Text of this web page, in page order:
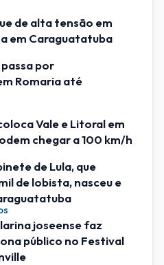
de alta tensão em
em Caraguatatuba
por
Romaria até
Vale e Litoral em
chegar a 100 km/h
de Lula, que
de lobista, nasceu e
joseense faz
público no Festival